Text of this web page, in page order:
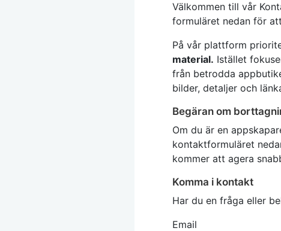
Välkommen till vår
formuläret nedan för
På vår plattform
material. Istället
från betrodda
bilder, detaljer och
Begäran om
Om du är en
kontaktformuläret
kommer att agera
Komma i kontakt
Har du en fråga eller
Email